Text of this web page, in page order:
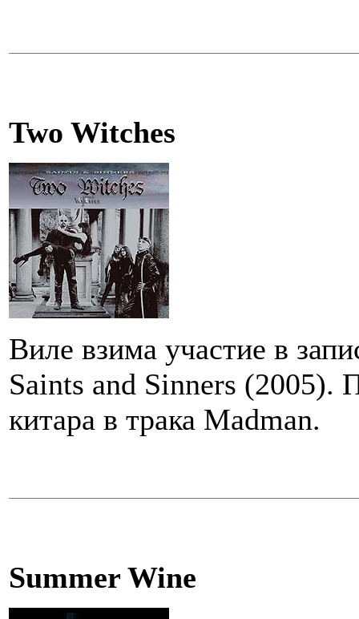
Two Witches
Виле взима участие в
Saints and Sinners (2005).
китара в трака Madman.
Summer Wine